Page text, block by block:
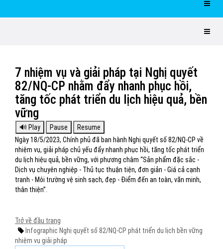
7 nhiệm vụ và giải pháp tại Nghị quyết
82/NQ-CP nhằm đẩy nhanh phục hồi,
tăng tốc phát triển du lịch hiệu quả, bền
vững
Ngày 18/5/2023, Chính phủ đã ban hành Nghị quyết số 82/NQ-CP về
nhiệm vụ, giải pháp chủ yếu đẩy nhanh phục hồi, tăng tốc phát triển
du lịch hiệu quả, bền vững, với phương châm “Sản phẩm đặc sắc -
Dịch vụ chuyên nghiệp - Thủ tục thuận tiện, đơn giản - Giá cả cạnh
tranh - Môi trường vệ sinh sạch, đẹp - Điểm đến an toàn, văn minh,
thân thiện”.
Trở về đầu trang
Infographic Nghị quyết số 82/NQ-CP phát triển du lịch bền vững
nhiệm vụ giải pháp